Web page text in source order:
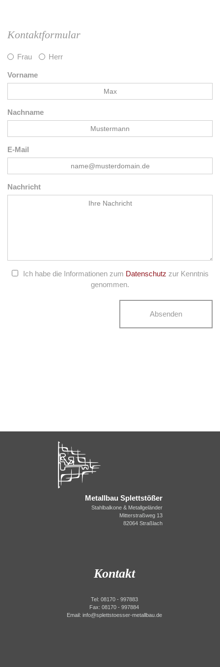
Kontaktformular
Frau Herr
Vorname
Nachname
E-Mail
Nachricht
Ich habe die Informationen zum Datenschutz zur Kenntnis
genommen.
Absenden
Metallbau Splettstößer
Stahlbalkone & Metallgeländer
Mitterstraßweg 13
82064 Straßlach
Kontakt
Tel: 08170 - 997883
Fax: 08170 - 997884
Email: info@splettstoesser-metallbau.de